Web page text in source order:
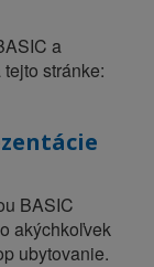
a
stránke:
BASIC
akýchkoľvek
ubytovanie.